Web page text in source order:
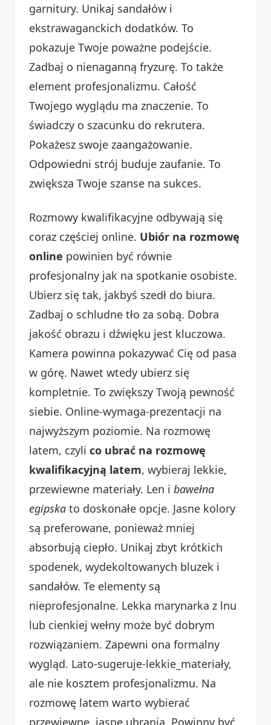
garnitury. Unikaj sandałów i
ekstrawaganckich dodatków. To
pokazuje Twoje poważne podejście.
Zadbaj o nienaganną fryzurę. To także
element profesjonalizmu. Całość
Twojego wyglądu ma znaczenie. To
świadczy o szacunku do rekrutera.
Pokażesz swoje zaangażowanie.
Odpowiedni strój buduje zaufanie. To
zwiększa Twoje szanse na sukces.
Rozmowy kwalifikacyjne odbywają się
coraz częściej online. Ubiór na rozmowę
online powinien być równie
profesjonalny jak na spotkanie osobiste.
Ubierz się tak, jakbyś szedł do biura.
Zadbaj o schludne tło za sobą. Dobra
jakość obrazu i dźwięku jest kluczowa.
Kamera powinna pokazywać Cię od pasa
w górę. Nawet wtedy ubierz się
kompletnie. To zwiększy Twoją pewność
siebie. Online-wymaga-prezentacji na
najwyższym poziomie. Na rozmowę
latem, czyli co ubrać na rozmowę
kwalifikacyjną latem, wybieraj lekkie,
przewiewne materiały. Len i bawełna
egipska to doskonałe opcje. Jasne kolory
są preferowane, ponieważ mniej
absorbują ciepło. Unikaj zbyt krótkich
spodenek, wydekoltowanych bluzek i
sandałów. Te elementy są
nieprofesjonalne. Lekka marynarka z lnu
lub cienkiej wełny może być dobrym
rozwiązaniem. Zapewni ona formalny
wygląd. Lato-sugeruje-lekkie_materiały,
ale nie kosztem profesjonalizmu. Na
rozmowę latem warto wybierać
przewiewne, jasne ubrania. Powinny być